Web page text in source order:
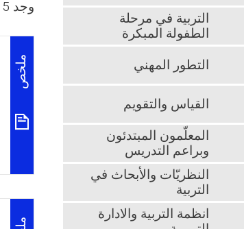
وجد 5 بنود
ملخص
التربية في مرحلة
الطفولة المبكرة
التطور المهني
القياس والتقويم
المعلّمون المبتدئون
وبراعم التدريس
النظريّات والأبحاث في
التربية
انظمة التربية والادارة